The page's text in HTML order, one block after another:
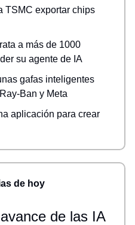
TSMC exportar chips
a más de 1000
su agente de IA
gafas inteligentes
Ban y Meta
aplicación para crear
de hoy
de las IA